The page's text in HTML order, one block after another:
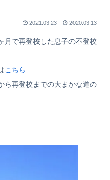
2021.03.23 2020.03.13
月で再登校した息子の不登校
こちら
ら再登校までの大まかな道の